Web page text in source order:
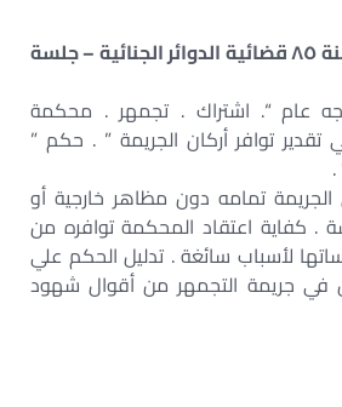
الطعن رقم ٩٥٢٥ لسنة ٨٥ قضائية الدوائر الجنائية – جلسة
عام “. اشتراك . تجمهر . محكمة
توافر أركان الجريمة ” . حكم ”
.
الجريمة تمامه دون مظاهر خارجية أو
. كفاية اعتقاد المحكمة توافره من
لأسباب سائغة . تدليل الحكم علي
في جريمة التجمهر من أقوال شهود